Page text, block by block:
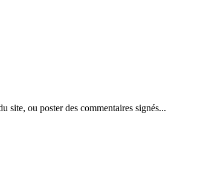
site, ou poster des commentaires signés...